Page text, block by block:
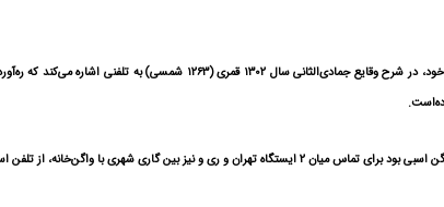
در حدود سال‌های ۱۲۶۷ یا ۱۲۶۸ خورشیدی تلفن(۱۱ تا ۱۲ سال پس از اختراع آن) به ایران وارد شد. ناصرالدین‌شاه قاجار
واگن‌خانه، از تلفن استفاده می‌کرده‌است.